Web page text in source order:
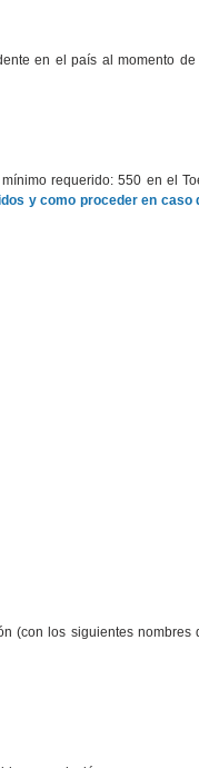
en el país al momento de
requerido: 550 en el
y como proceder en caso
(con los siguientes nombres